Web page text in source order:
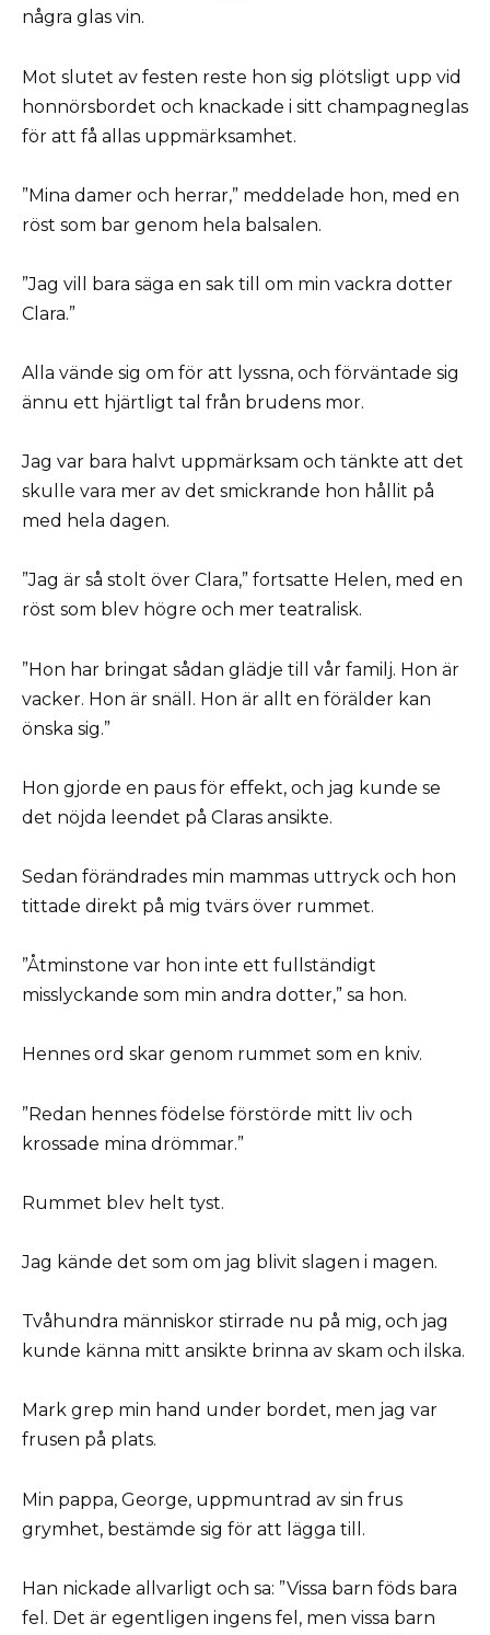
några glas vin.
Mot slutet av festen reste hon sig plötsligt upp vid
honnörsbordet och knackade i sitt champagneglas
för att få allas uppmärksamhet.
”Mina damer och herrar,” meddelade hon, med en
röst som bar genom hela balsalen.
”Jag vill bara säga en sak till om min vackra dotter
Clara.”
Alla vände sig om för att lyssna, och förväntade sig
ännu ett hjärtligt tal från brudens mor.
Jag var bara halvt uppmärksam och tänkte att det
skulle vara mer av det smickrande hon hållit på
med hela dagen.
”Jag är så stolt över Clara,” fortsatte Helen, med en
röst som blev högre och mer teatralisk.
”Hon har bringat sådan glädje till vår familj. Hon är
vacker. Hon är snäll. Hon är allt en förälder kan
önska sig.”
Hon gjorde en paus för effekt, och jag kunde se
det nöjda leendet på Claras ansikte.
Sedan förändrades min mammas uttryck och hon
tittade direkt på mig tvärs över rummet.
”Åtminstone var hon inte ett fullständigt
misslyckande som min andra dotter,” sa hon.
Hennes ord skar genom rummet som en kniv.
”Redan hennes födelse förstörde mitt liv och
krossade mina drömmar.”
Rummet blev helt tyst.
Jag kände det som om jag blivit slagen i magen.
Tvåhundra människor stirrade nu på mig, och jag
kunde känna mitt ansikte brinna av skam och ilska.
Mark grep min hand under bordet, men jag var
frusen på plats.
Min pappa, George, uppmuntrad av sin frus
grymhet, bestämde sig för att lägga till.
Han nickade allvarligt och sa: ”Vissa barn föds bara
fel. Det är egentligen ingens fel, men vissa barn